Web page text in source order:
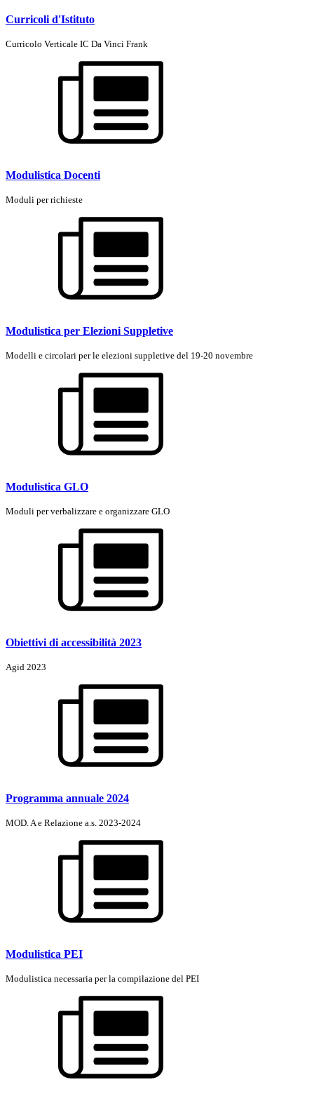
Curricoli d'Istituto
Curricolo Verticale IC Da Vinci Frank
Modulistica Docenti
Moduli per richieste
Modulistica per Elezioni Suppletive
Modelli e circolari per le elezioni suppletive del 19-20 novembre
Modulistica GLO
Moduli per verbalizzare e organizzare GLO
Obiettivi di accessibilità 2023
Agid 2023
Programma annuale 2024
MOD. A e Relazione a.s. 2023-2024
Modulistica PEI
Modulistica necessaria per la compilazione del PEI